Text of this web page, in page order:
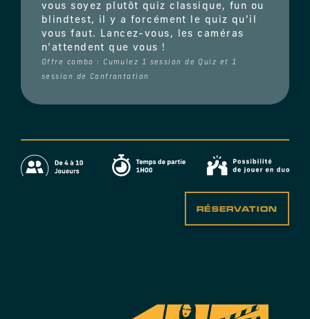
vous soyez plutôt quiz classique, fun ou
blindtest, il y a forcément le quiz qu’il
vous faut. Lancez-vous, les caméras
n’attendent que vous !
Offre combo : Cumulez 1 session de Quiz et 1
session de Confrontation
RÉSERVATION